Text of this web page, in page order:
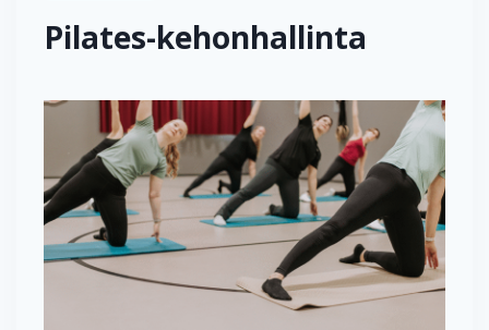
Pilates-kehonhallinta